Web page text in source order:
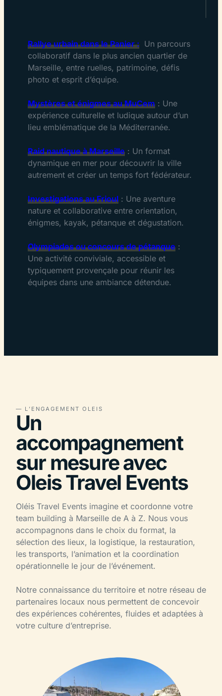
Rallye urbain dans le Panier : Un parcours
collaboratif dans le plus ancien quartier de
Marseille, entre ruelles, patrimoine, défis
photo et esprit d’équipe.
Mystères et énigmes au MuCem : Une
expérience culturelle et ludique autour d’un
lieu emblématique de la Méditerranée.
Raid nautique à Marseille : Un format
dynamique en mer pour découvrir la ville
autrement et créer un temps fort fédérateur.
Investigations au Frioul : Une aventure
nature et collaborative entre orientation,
énigmes, kayak, pétanque et dégustation.
Olympiades ou concours de pétanque :
Une activité conviviale, accessible et
typiquement provençale pour réunir les
équipes dans une ambiance détendue.
— L’ENGAGEMENT OLEIS
Un
accompagnement
sur mesure avec
Oleis Travel Events
Oléis Travel Events imagine et coordonne votre
team building à Marseille de A à Z. Nous vous
accompagnons dans le choix du format, la
sélection des lieux, la logistique, la restauration,
les transports, l’animation et la coordination
opérationnelle le jour de l’événement.
Notre connaissance du territoire et notre réseau de
partenaires locaux nous permettent de concevoir
des expériences cohérentes, fluides et adaptées à
votre culture d’entreprise.